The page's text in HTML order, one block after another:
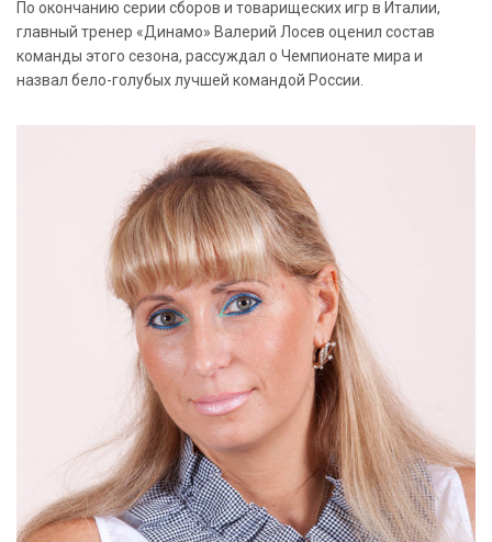
По окончанию серии сборов и товарищеских игр в Италии,
главный тренер «Динамо» Валерий Лосев оценил состав
команды этого сезона, рассуждал о Чемпионате мира и
назвал бело-голубых лучшей командой России.